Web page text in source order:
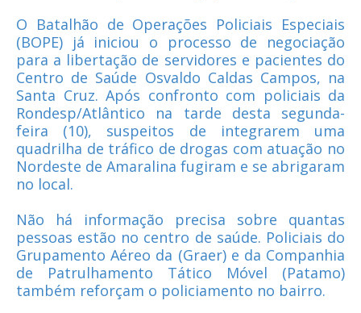
O Batalhão de Operações Policiais Especiais
(BOPE) já iniciou o processo de negociação
para a libertação de servidores e pacientes do
Centro de Saúde Osvaldo Caldas Campos, na
Santa Cruz. Após confronto com policiais da
Rondesp/Atlântico na tarde desta segunda-
feira (10), suspeitos de integrarem uma
quadrilha de tráfico de drogas com atuação no
Nordeste de Amaralina fugiram e se abrigaram
no local.
Não há informação precisa sobre quantas
pessoas estão no centro de saúde. Policiais do
Grupamento Aéreo da (Graer) e da Companhia
de Patrulhamento Tático Móvel (Patamo)
também reforçam o policiamento no bairro.